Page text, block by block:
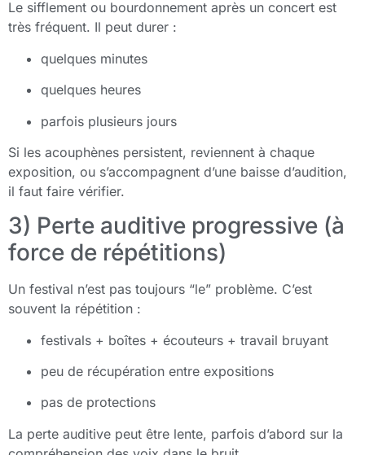
Le sifflement ou bourdonnement après un concert est
très fréquent. Il peut durer :
quelques minutes
quelques heures
parfois plusieurs jours
Si les acouphènes persistent, reviennent à chaque
exposition, ou s’accompagnent d’une baisse d’audition,
il faut faire vérifier.
3) Perte auditive progressive (à
force de répétitions)
Un festival n’est pas toujours “le” problème. C’est
souvent la répétition :
festivals + boîtes + écouteurs + travail bruyant
peu de récupération entre expositions
pas de protections
La perte auditive peut être lente, parfois d’abord sur la